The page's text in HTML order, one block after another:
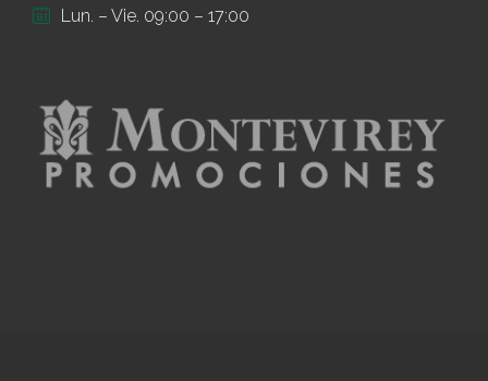
Lun. – Vie. 09:00 – 17:00